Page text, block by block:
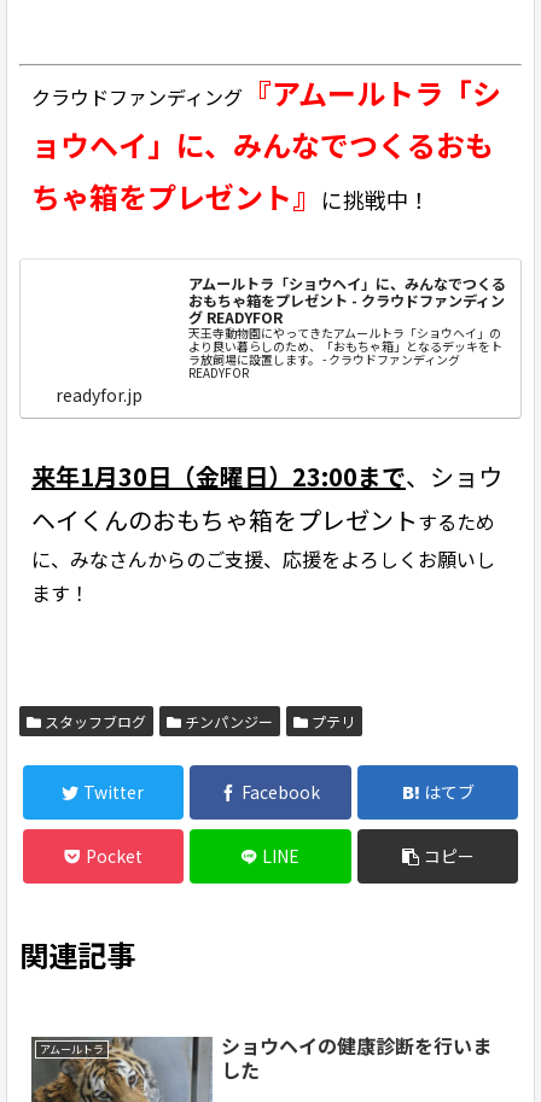
クラウドファンディング 『アムールトラ「シ
ョウヘイ」に、みんなでつくるおも
ちゃ箱をプレゼント』
に挑戦中！
アムールトラ「ショウヘイ」に、みんなでつくる
おもちゃ箱をプレゼント - クラウドファンディン
グ READYFOR
天王寺動物園にやってきたアムールトラ「ショウヘイ」の
より良い暮らしのため、「おもちゃ箱」となるデッキをト
ラ放飼場に設置します。 - クラウドファンディング
READYFOR
readyfor.jp
来年1月30日（金曜日）23:00まで、ショウ
ヘイくんのおもちゃ箱をプレゼントするため
に、みなさんからのご支援、応援をよろしくお願いし
ます！
スタッフブログ チンパンジー プテリ
Twitter Facebook はてブ
Pocket LINE コピー
関連記事
アムールトラ
ショウヘイの健康診断を行いま
した